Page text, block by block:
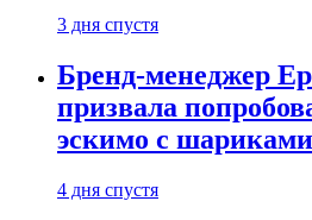
3 дня спустя
Бренд-менеджер
призвала
эскимо с шариками
4 дня спустя